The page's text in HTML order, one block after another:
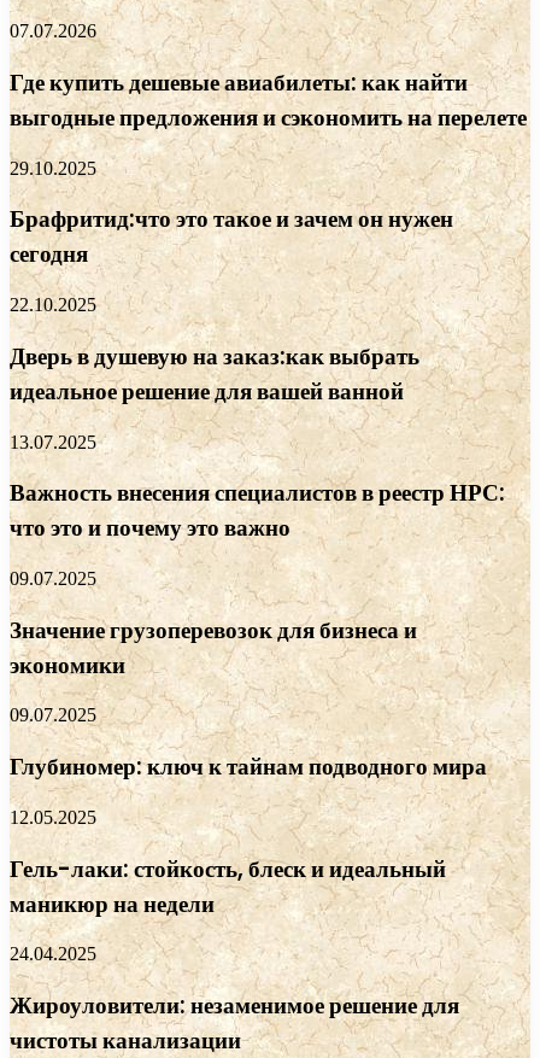
07.07.2026
Где купить дешевые авиабилеты: как найти
выгодные предложения и сэкономить на перелете
29.10.2025
Брафритид:что это такое и зачем он нужен
сегодня
22.10.2025
Дверь в душевую на заказ:как выбрать
идеальное решение для вашей ванной
13.07.2025
Важность внесения специалистов в реестр НРС:
что это и почему это важно
09.07.2025
Значение грузоперевозок для бизнеса и
экономики
09.07.2025
Глубиномер: ключ к тайнам подводного мира
12.05.2025
Гель-лаки: стойкость, блеск и идеальный
маникюр на недели
24.04.2025
Жироуловители: незаменимое решение для
чистоты канализации